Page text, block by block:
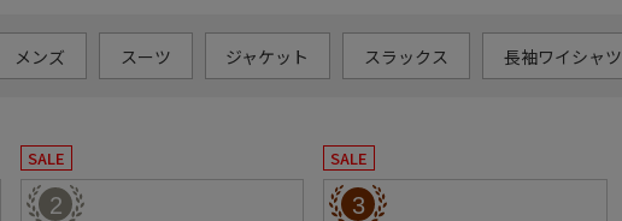
メンズ スーツ ジャケット スラックス 長袖ワイシャツ
SALE
2
SALE
3